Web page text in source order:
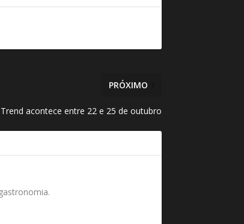
PRÓXIMO
Trend acontece entre 22 e 25 de outubro